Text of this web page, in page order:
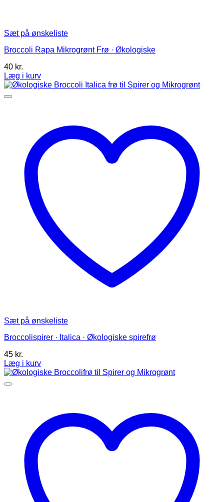
Sæt på ønskeliste
Broccoli Rapa Mikrogrønt Frø · Økologiske
40 kr.
Læg i kurv
Dette
vare
Mulighederne
varesiden
Sæt på ønskeliste
Broccolispirer · Italica · Økologiske spirefrø
45 kr.
Læg i kurv
Dette
vare
Mulighederne
varesiden